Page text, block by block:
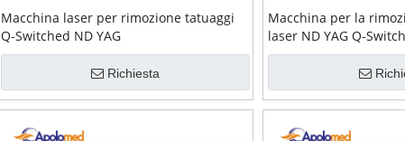
Macchina laser per rimozione tatuaggi
Q-Switched ND YAG
Richiesta
Macchina per la
laser ND YAG Q-